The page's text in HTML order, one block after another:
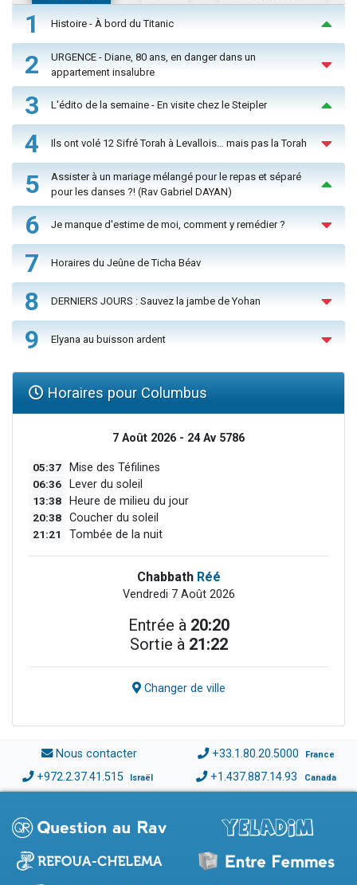
1 Histoire - À bord du Titanic
2
URGENCE - Diane, 80 ans, en danger dans un
appartement insalubre
3 L'édito de la semaine - En visite chez le Steipler
4 Ils ont volé 12 Sifré Torah à Levallois… mais pas la Torah
5
Assister à un mariage mélangé pour le repas et séparé
pour les danses ?! (Rav Gabriel DAYAN)
6 Je manque d'estime de moi, comment y remédier ?
7 Horaires du Jeûne de Ticha Béav
8 DERNIERS JOURS : Sauvez la jambe de Yohan
9 Elyana au buisson ardent
Horaires pour Columbus
7 Août 2026 - 24 Av 5786
05:37 Mise des Téfilines
06:36 Lever du soleil
13:38 Heure de milieu du jour
20:38 Coucher du soleil
21:21 Tombée de la nuit
Chabbath Réé
Vendredi 7 Août 2026
Entrée à 20:20
Sortie à 21:22
Changer de ville
Nous contacter +33.1.80.20.5000 France
+972.2.37.41.515 Israël +1.437.887.14.93 Canada